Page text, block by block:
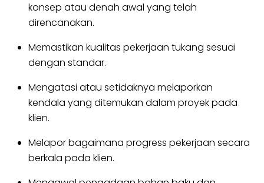
konsep atau denah awal yang telah
direncanakan.
Memastikan kualitas pekerjaan tukang sesuai
dengan standar.
Mengatasi atau setidaknya melaporkan
kendala yang ditemukan dalam proyek pada
klien.
Melapor bagaimana progress pekerjaan secara
berkala pada klien.